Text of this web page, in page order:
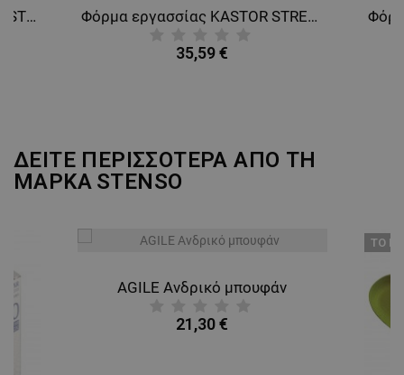
Φόρμα εργασίας MELBOURNE STRETCH GREY/BLACK Φόρμα εργασσίας KASTOR STRETCH DARK BLUE/RED
35,59 €
ΔΕΙΤΕ ΠΕΡΙΣΣΟΤΕΡΑ ΑΠΟ ΤΗ
ΜΑΡΚΑ STENSO
AGILE Ανδρικό μπουφάν
21,30 €
ТΟ